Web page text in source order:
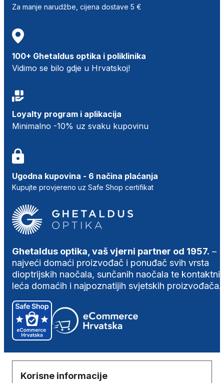
Za manje narudžbe, cijena dostave 5 €
100+ Ghetaldus optika i poliklinika
Vidimo se bilo gdje u Hrvatskoj!
Loyalty program i aplikacija
Minimalno -10% uz svaku kupovinu
Ugodna kupovina - 6 načina plaćanja
Kupujte provjereno uz Safe Shop certifikat
Ghetaldus optika, vaš vjerni partner od 1957. –
najveći domaći proizvođač i ponuđač svih vrsta
dioptrijskih naočala, sunčanih naočala te
leća domaćih i najpoznatijih svjetskih proizvođača.
Korisne informacije